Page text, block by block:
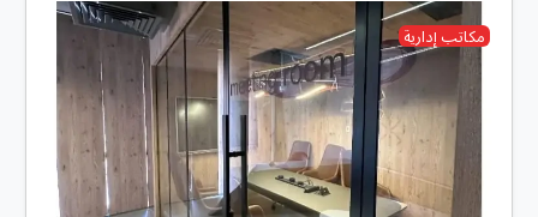
مكاتب إدارية